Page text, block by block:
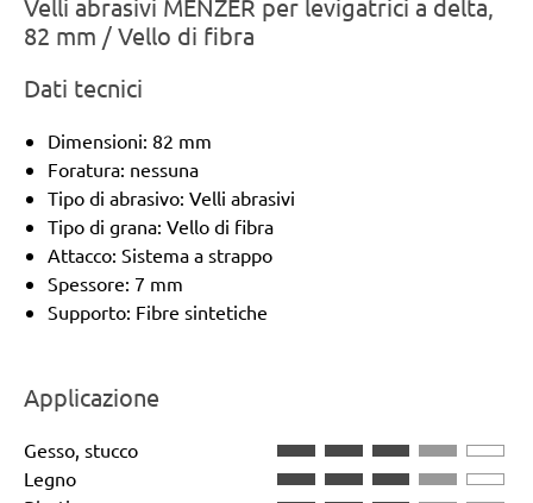
Velli abrasivi MENZER per levigatrici a delta,
82 mm / Vello di fibra
Dati tecnici
Dimensioni: 82 mm
Foratura: nessuna
Tipo di abrasivo: Velli abrasivi
Tipo di grana: Vello di fibra
Attacco: Sistema a strappo
Spessore: 7 mm
Supporto: Fibre sintetiche
Applicazione
Gesso, stucco
Legno